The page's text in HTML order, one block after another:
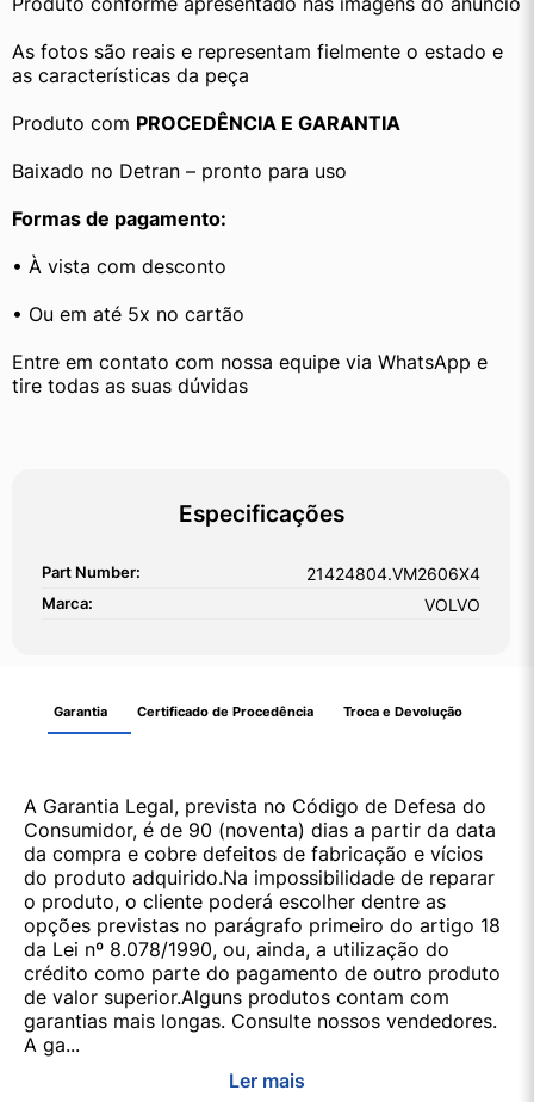
As fotos são reais e representam fielmente o estado e
as características da peça
Produto com PROCEDÊNCIA E GARANTIA
Baixado no Detran – pronto para uso
Formas de pagamento:
• À vista com desconto
• Ou em até 5x no cartão
Entre em contato com nossa equipe via WhatsApp e
tire todas as suas dúvidas
Especificações
Part Number: 21424804.VM2606X4
Marca: VOLVO
Garantia Certificado de Procedência Troca e Devolução
A Garantia Legal, prevista no Código de Defesa do
Consumidor, é de 90 (noventa) dias a partir da data
da compra e cobre defeitos de fabricação e vícios
do produto adquirido.Na impossibilidade de reparar
o produto, o cliente poderá escolher dentre as
opções previstas no parágrafo primeiro do artigo 18
da Lei nº 8.078/1990, ou, ainda, a utilização do
crédito como parte do pagamento de outro produto
de valor superior.Alguns produtos contam com
garantias mais longas. Consulte nossos vendedores.
A ga...
Ler mais